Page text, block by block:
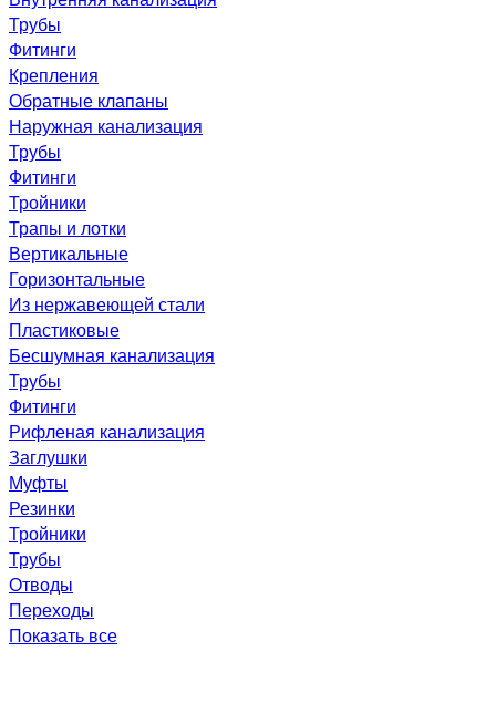
Трубы
Фитинги
Крепления
Обратные клапаны
Наружная канализация
Трубы
Фитинги
Тройники
Трапы и лотки
Вертикальные
Горизонтальные
Из нержавеющей стали
Пластиковые
Бесшумная канализация
Трубы
Фитинги
Рифленая канализация
Заглушки
Муфты
Резинки
Тройники
Трубы
Отводы
Переходы
Показать все